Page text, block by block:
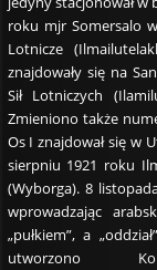
roku mjr Somersalo
Lotnicze
znajdowały się na
Sił Lotniczych
Zmieniono także
Os I znajdował się w
sierpniu 1921 roku
(Wyborga). 8
wprowadzając
„pułkiem”, a
utworzono